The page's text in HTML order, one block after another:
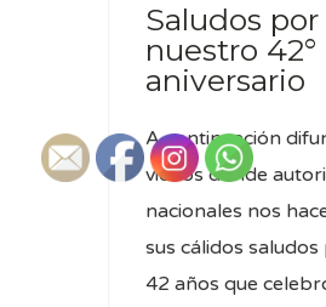
Saludos por
nuestro 42°
aniversario
A continuación
videos donde
nacionales nos
sus cálidos
42 años que